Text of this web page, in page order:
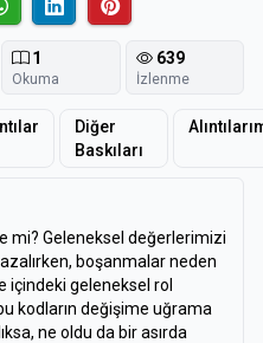
1
Okuma
639
İzlenme
Diğer
Baskıları
mi? Geleneksel değerlerimizi
azalırken, boşanmalar neden
içindeki geleneksel rol
bu kodların değişime uğrama
ne oldu da bir asırda